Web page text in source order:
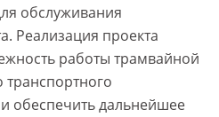
обслуживания
Реализация проекта
работы трамвайной
транспортного
обеспечить дальнейшее